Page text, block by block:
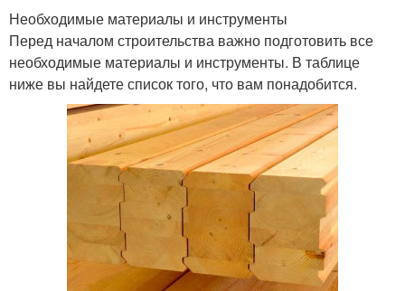
Необходимые материалы и инструменты
Перед началом строительства важно подготовить все
необходимые материалы и инструменты. В таблице
ниже вы найдете список того, что вам понадобится.